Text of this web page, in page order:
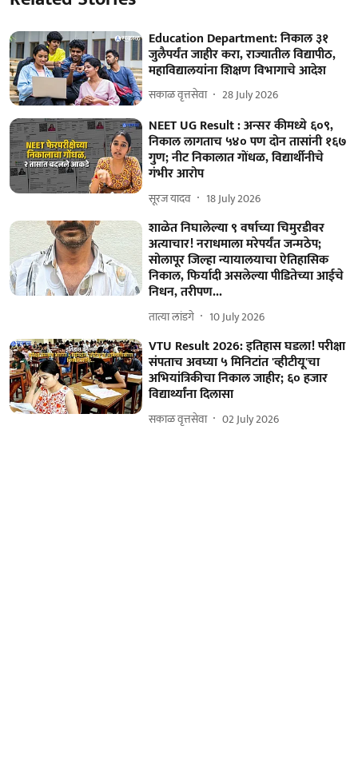
Education Department: निकाल ३१
जुलैपर्यंत जाहीर करा, राज्यातील विद्यापीठ,
महाविद्यालयांना शिक्षण विभागाचे आदेश
सकाळ वृत्तसेवा 28 July 2026
NEET UG Result : अन्सर कीमध्ये ६०९,
निकाल लागताच ५४० पण दोन तासांनी १६७
गुण; नीट निकालात गोंधळ, विद्यार्थीनीचे
गंभीर आरोप
सूरज यादव 18 July 2026
शाळेत निघालेल्या ९ वर्षाच्या चिमुरडीवर
अत्याचार! नराधमाला मरेपर्यंत जन्मठेप;
सोलापूर जिल्हा न्यायालयाचा ऐतिहासिक
निकाल, फिर्यादी असलेल्या पीडितेच्या आईचे
निधन, तरीपण...
तात्या लांडगे 10 July 2026
VTU Result 2026: इतिहास घडला! परीक्षा
संपताच अवघ्या ५ मिनिटांत 'व्हीटीयू'चा
अभियांत्रिकीचा निकाल जाहीर; ६० हजार
विद्यार्थ्यांना दिलासा
सकाळ वृत्तसेवा 02 July 2026